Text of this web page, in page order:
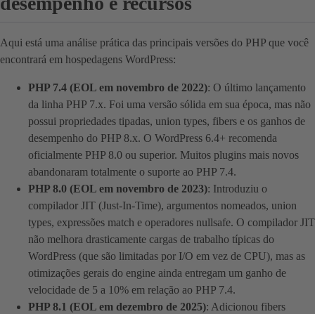
Aqui está uma análise prática das principais versões do PHP que você
encontrará em hospedagens WordPress:
PHP 7.4 (EOL em novembro de 2022): O último lançamento
da linha PHP 7.x. Foi uma versão sólida em sua época, mas não
possui propriedades tipadas, union types, fibers e os ganhos de
desempenho do PHP 8.x. O WordPress 6.4+ recomenda
oficialmente PHP 8.0 ou superior. Muitos plugins mais novos
abandonaram totalmente o suporte ao PHP 7.4.
PHP 8.0 (EOL em novembro de 2023): Introduziu o
compilador JIT (Just-In-Time), argumentos nomeados, union
types, expressões match e operadores nullsafe. O compilador JIT
não melhora drasticamente cargas de trabalho típicas do
WordPress (que são limitadas por I/O em vez de CPU), mas as
otimizações gerais do engine ainda entregam um ganho de
velocidade de 5 a 10% em relação ao PHP 7.4.
PHP 8.1 (EOL em dezembro de 2025): Adicionou fibers